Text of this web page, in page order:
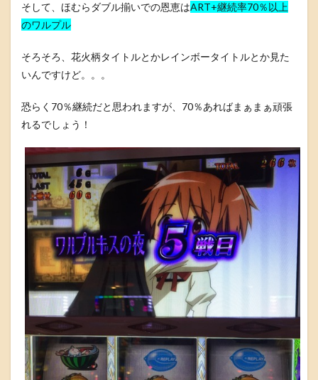
そして、ほむらダブル揃いでの恩恵はART+継続率70％以上
のワルプル
そろそろ、花火柄タイトルとかレインボータイトルとか見た
いんですけど。。。
恐らく70％継続だと思われますが、70％あればまぁまぁ頑張
れるでしょう！